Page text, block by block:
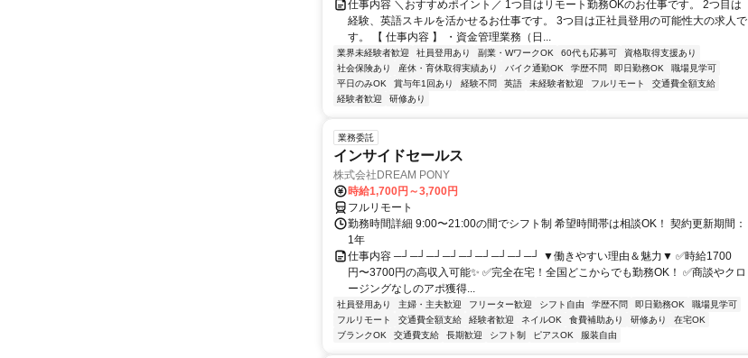
仕事内容 ＼おすすめポイント／ 1つ目はリモート勤務OKのお仕事です。 2つ目は
経験、英語スキルを活かせるお仕事です。 3つ目は正社員登用の可能性大の求人で
す。 【 仕事内容 】 ・資金管理業務（日...
業界未経験者歓迎 社員登用あり 副業・WワークOK 60代も応募可
資格取得支援あり
社会保険あり
産休・育休取得実績あり バイク通勤OK 学歴不問 即日勤務OK
職場見学可
平日のみOK
賞与年1回あり 経験不問 英語 未経験者歓迎 フルリモート
交通費全額支給
経験者歓迎
研修あり
業務委託
インサイドセールス
株式会社DREAM PONY
時給1,700円～3,700円
フルリモート
勤務時間詳細 9:00〜21:00の間でシフト制 希望時間帯は相談OK！ 契約更新期間：
1年
仕事内容 ─┘─┘─┘─┘─┘─┘─┘─┘─┘ ▼働きやすい理由＆魅力▼ ✅時給1700
円〜3700円の高収入可能✨ ✅完全在宅！全国どこからでも勤務OK！ ✅商談やクロ
ージングなしのアポ獲得...
社員登用あり 主婦・主夫歓迎 フリーター歓迎 シフト自由 学歴不問 即日勤務OK
職場見学可
フルリモート
交通費全額支給 経験者歓迎 ネイルOK 食費補助あり 研修あり
在宅OK
ブランクOK
交通費支給 長期歓迎 シフト制 ピアスOK 服装自由